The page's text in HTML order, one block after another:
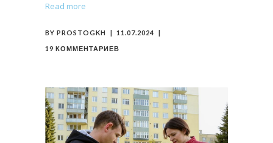
Read more
BY PROSTOGKH
11.07.2024
19 КОММЕНТАРИЕВ